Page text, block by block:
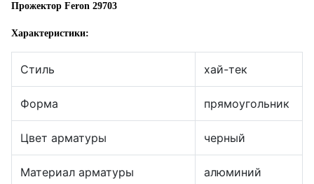
Прожектор Feron 29703
Характеристики:
Стиль хай-тек
Форма прямоугольник
Цвет арматуры черный
Материал арматуры алюминий